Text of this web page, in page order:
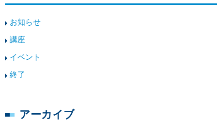
お知らせ
講座
イベント
終了
アーカイブ